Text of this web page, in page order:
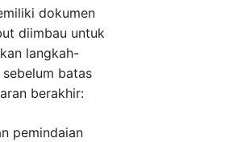
dokumen
diimbau untuk
langkah-
batas
berakhir:
pemindaian